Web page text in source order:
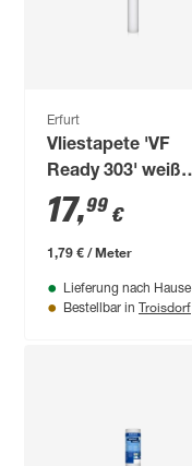
Erfurt
Vliestapete 'VF
Ready 303' weiß
0,53 x 10,05 m
17,99 €
1,79 € / Meter
Lieferung nach Hause
Bestellbar in Troisdorf